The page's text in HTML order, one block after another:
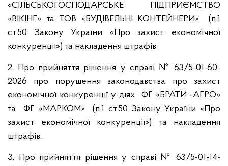
«СІЛЬСЬКОГОСПОДАРСЬКЕ ПІДПРИЄМСТВО
«ВІКІНГ» та ТОВ «БУДІВЕЛЬНІ КОНТЕЙНЕРИ» (п.1
ст.50 Закону України «Про захист економічної
конкуренції») та накладення штрафів.
2. Про прийняття рішення у справі № 63/5-01-60-
2026 про порушення законодавства про захист
економічної конкуренції у діях ФГ «БРАТИ -АГРО»
та ФГ «МАРКОМ» (п.1 ст.50 Закону України «Про
захист економічної конкуренції») та накладення
штрафів.
3. Про прийняття рішення у справі № 63/5-01-14-